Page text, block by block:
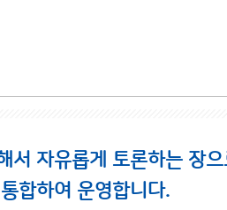
서 자유롭게 토론하는 장으
합하여 운영합니다.